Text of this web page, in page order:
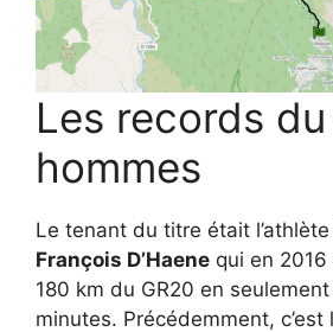
Les records du
hommes
Le tenant du titre était
François D’Haene qui en
180 km du GR20 en
minutes. Précédemment, c’est